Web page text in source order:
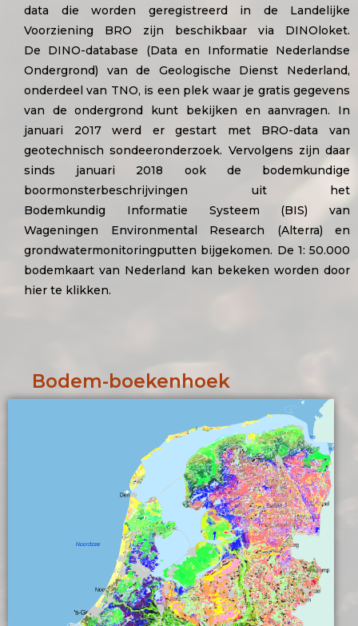
data die worden geregistreerd in de Landelijke
Voorziening BRO zijn beschikbaar via DINOloket.
De DINO-database (Data en Informatie Nederlandse
Ondergrond) van de Geologische Dienst Nederland,
onderdeel van TNO, is een plek waar je gratis gegevens
van de ondergrond kunt bekijken en aanvragen. In
januari 2017 werd er gestart met BRO-data van
geotechnisch sondeeronderzoek. Vervolgens zijn daar
sinds januari 2018 ook de bodemkundige
boormonsterbeschrijvingen uit het
Bodemkundig Informatie Systeem (BIS) van
Wageningen Environmental Research (Alterra) en
grondwatermonitoringputten bijgekomen. De 1: 50.000
bodemkaart van Nederland kan bekeken worden door
hier te klikken.
Bodem-boekenhoek